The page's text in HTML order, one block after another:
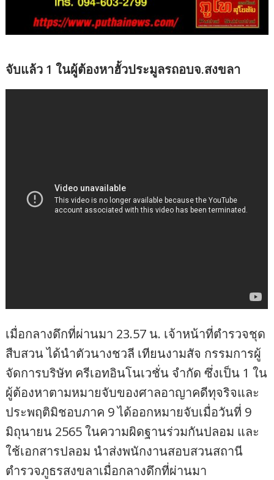
จับแล้ว 1 ในผู้ต้องหาฮั้วประมูลรถอบจ.สงขลา
เมื่อกลางดึกที่ผ่านมา 23.57 น. เจ้าหน้าที่ตำรวจชุด
สืบสวน ได้นำตัวนางชวลี เทียนงามสัจ กรรมการผู้
จัดการบริษัท ครีเอทอินโนเวชั่น จำกัด ซึ่งเป็น 1 ใน
ผู้ต้องหาตามหมายจับของศาลอาญาคดีทุจริจและ
ประพฤติมิชอบภาค 9 ได้ออกหมายจับเมื่อวันที่ 9
มิถุนายน 2565 ในความผิดฐานร่วมกันปลอม และ
ใช้เอกสารปลอม นำส่งพนักงานสอบสวนสถานี
ตำรวจภูธรสงขลาเมื่อกลางดึกที่ผ่านมา